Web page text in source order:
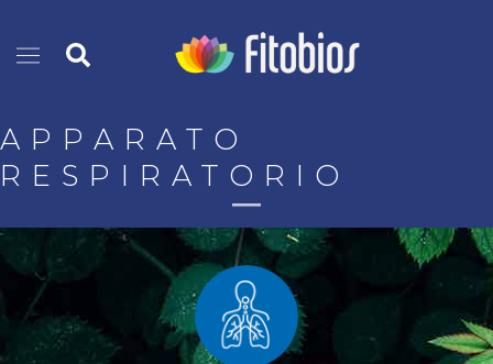
contenutoCerca
APPARATO
RESPIRATORIO